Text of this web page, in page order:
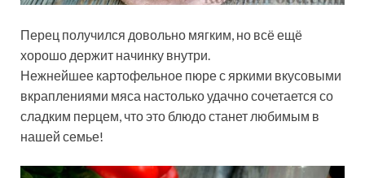
Перец получился довольно мягким, но всё ещё
хорошо держит начинку внутри.
Нежнейшее картофельное пюре с яркими вкусовыми
вкраплениями мяса настолько удачно сочетается со
сладким перцем, что это блюдо станет любимым в
нашей семье!